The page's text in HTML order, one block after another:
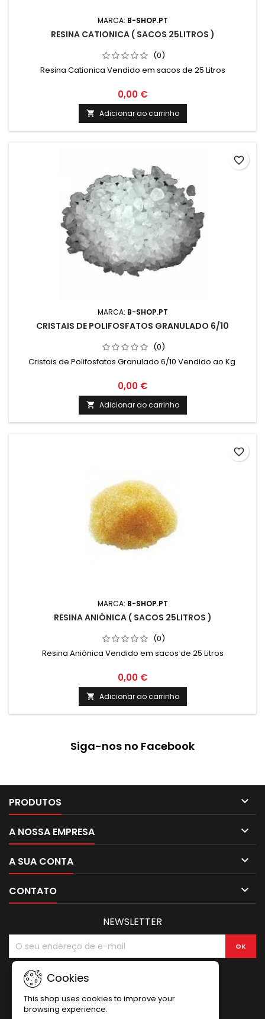
MARCA: B-SHOP.PT
RESINA CATIONICA ( SACOS 25LITROS )
(0)
Resina Cationica Vendido em sacos de 25 Litros
0,00 €
 Adicionar ao carrinho
MARCA: B-SHOP.PT
CRISTAIS DE POLIFOSFATOS GRANULADO 6/10
(0)
Cristais de Polifosfatos Granulado 6/10 Vendido ao Kg
0,00 €
 Adicionar ao carrinho
favorite_border
MARCA: B-SHOP.PT
RESINA ANIÓNICA ( SACOS 25LITROS )
(0)
Resina Aniónica Vendido em sacos de 25 Litros
0,00 €
 Adicionar ao carrinho
favorite_border
Siga-nos no Facebook
PRODUTOS 
A NOSSA EMPRESA 
A SUA CONTA 
CONTATO 
Cookies
This shop uses cookies to improve your
browsing experience.
NEWSLETTER